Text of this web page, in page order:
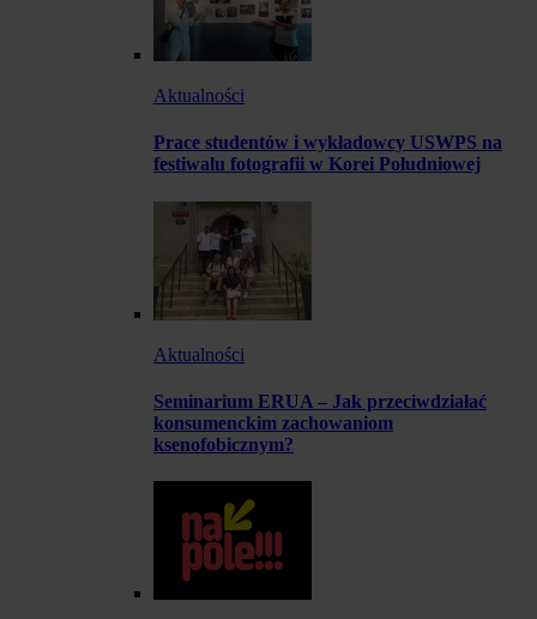
Aktualności
Prace studentów i wykładowcy USWPS na
festiwalu fotografii w Korei Południowej
Aktualności
Seminarium ERUA – Jak przeciwdziałać
konsumenckim zachowaniom
ksenofobicznym?